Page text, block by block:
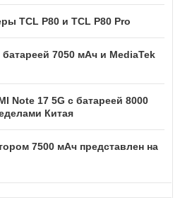
TCL P80 и TCL P80 Pro
7050 мАч и MediaTek
Note 17 5G с батареей 8000
Китая
7500 мАч представлен на